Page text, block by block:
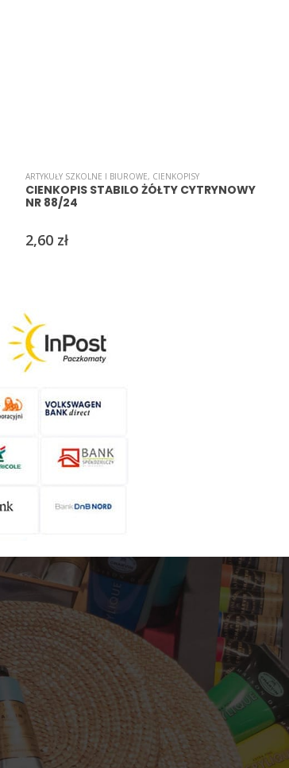
ARTYKUŁY SZKOLNE I BIUROWE, CIENKOPISY
CIENKOPIS STABILO ŻÓŁTY CYTRYNOWY
NR 88/24
2,60 zł